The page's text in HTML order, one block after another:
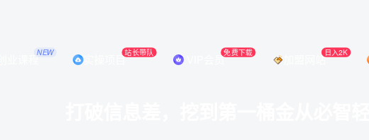
创业课程NEW 实操项目站长带队 VIP会员免费下载 加盟网站日入2K